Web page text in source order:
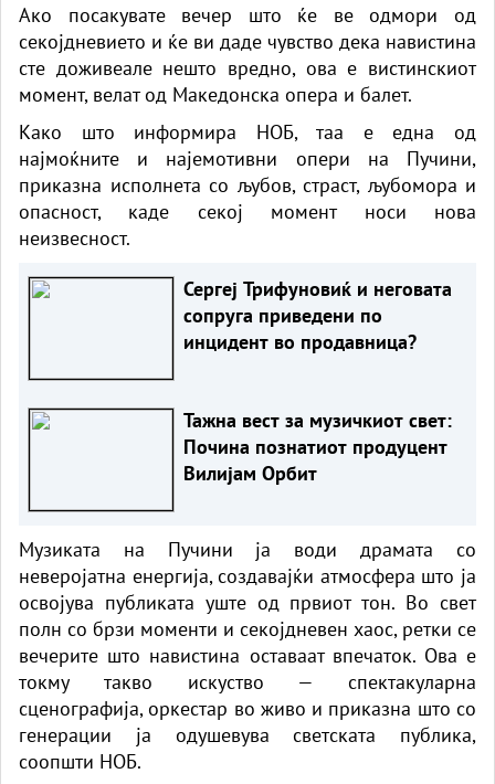
Ако посакувате вечер што ќе ве одмори од
секојдневието и ќе ви даде чувство дека навистина
сте доживеале нешто вредно, ова е вистинскиот
момент, велат од Македонска опера и балет.
Како што информира НОБ, таа е една од
најмоќните и најемотивни опери на Пучини,
приказна исполнета со љубов, страст, љубомора и
опасност, каде секој момент носи нова
неизвесност.
Сергеј Трифуновиќ и неговата
сопруга приведени по
инцидент во продавница?
Тажна вест за музичкиот свет:
Почина познатиот продуцент
Вилијам Орбит
Музиката на Пучини ја води драмата со
неверојатна енергија, создавајќи атмосфера што ја
освојува публиката уште од првиот тон. Во свет
полн со брзи моменти и секојдневен хаос, ретки се
вечерите што навистина оставаат впечаток. Ова е
токму такво искуство — спектакуларна
сценографија, оркестар во живо и приказна што со
генерации ја одушевува светската публика,
соопшти НОБ.